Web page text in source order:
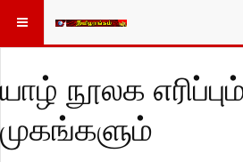
யாழ் நூலக
முகங்களும்